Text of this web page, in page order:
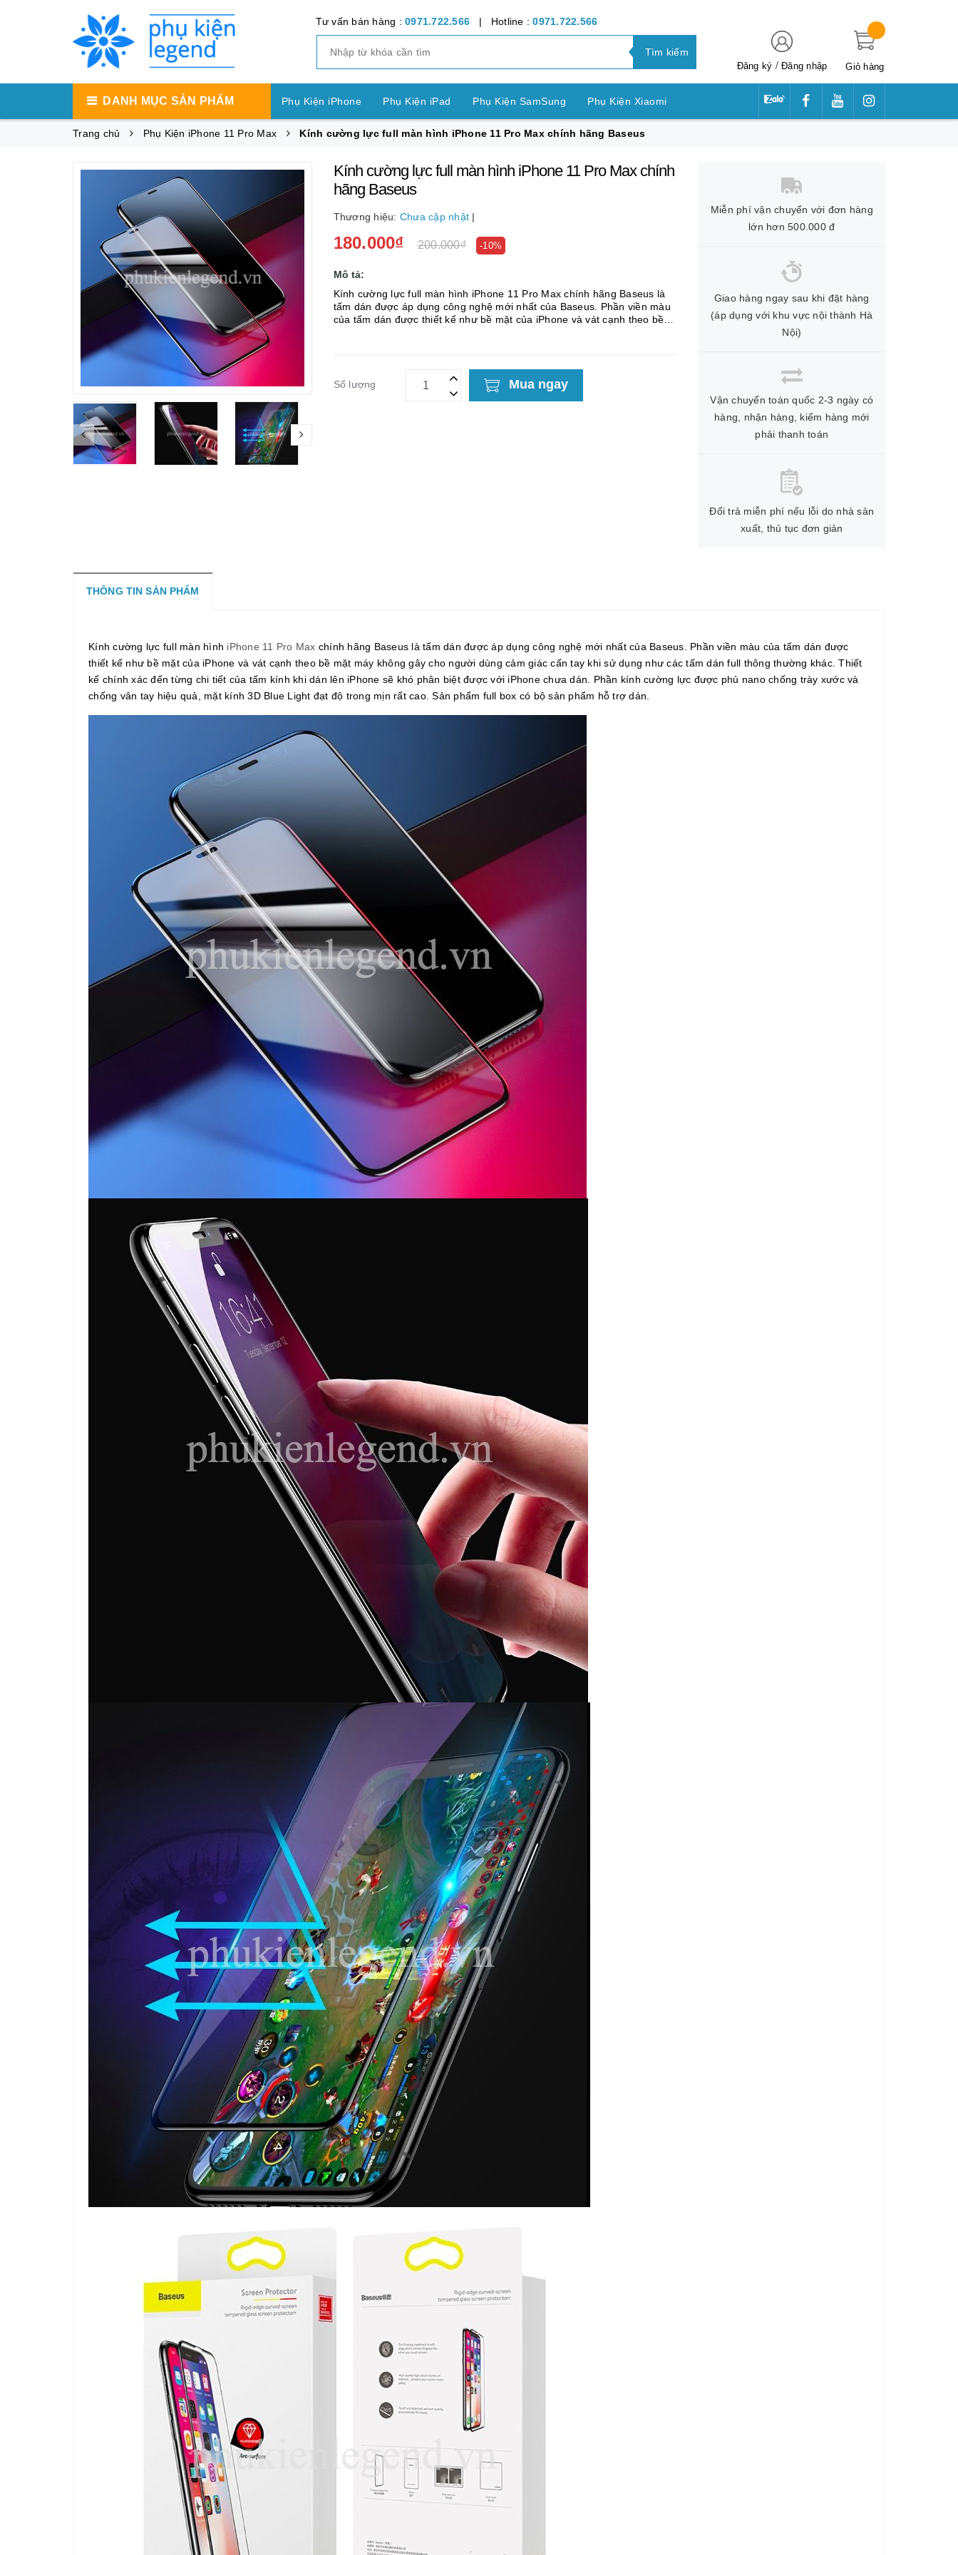
Tư vấn bán hàng : 0971.722.566 | Hotline :0971.722.566
Tìm kiếm
Đăng ký /Đăng nhập Giỏ hàng
DANH MỤC SẢN PHẨM Phụ Kiện iPhone Phụ Kiện iPad Phụ Kiện SamSung Phụ Kiện Xiaomi
Phụ Kiện OPPO Phụ Kiện Vivo Phụ Kiện Realme Phụ Kiện Huawei
Phụ Kiện LG Phụ Kiện Nokia Phụ Kiện Sony
Phụ Kiện Apple Watch Phụ Kiện khác Pin Điện Thoại
Trang chủ Phụ Kiện iPhone 11 Pro Max Kính cường lực full màn hình iPhone 11 Pro Max chính hãng Baseus
Kính cường lực full màn hình iPhone 11 Pro Max chính
hãng Baseus
Thương hiệu: Chưa cập nhật |
180.000₫ 200.000₫ -10%
Mô tả:
Kính cường lực full màn hình iPhone 11 Pro Max chính hãng Baseus là
tấm dán được áp dụng công nghệ mới nhất của Baseus. Phần viền màu
của tấm dán được thiết kế như bề mặt của iPhone và vát cạnh theo bề
Số lượng Mua ngay
Miễn phí vận chuyển với đơn hàng
lớn hơn 500.000 đ
Giao hàng ngay sau khi đặt hàng
(áp dụng với khu vực nội thành Hà
Nội)
Vận chuyển toàn quốc 2-3 ngày có
hàng, nhận hàng, kiểm hàng mới
phải thanh toán
Đổi trả miễn phí nếu lỗi do nhà sản
xuất, thủ tục đơn giản
THÔNG TIN SẢN PHẨM
Kính cường lực full màn hình iPhone 11 Pro Max chính hãng Baseus là tấm dán được áp dụng công nghệ mới nhất của Baseus. Phần viền màu của tấm dán được
thiết kế như bề mặt của iPhone và vát cạnh theo bề mặt máy không gây cho người dùng cảm giác cấn tay khi sử dụng như các tấm dán full thông thường khác. Thiết
kế chính xác đến từng chi tiết của tấm kính khi dán lên iPhone sẽ khó phân biệt được với iPhone chưa dán. Phần kính cường lực được phủ nano chống trày xước và
chống vân tay hiệu quả, mặt kính 3D Blue Light đạt độ trong mịn rất cao. Sản phẩm full box có bộ sản phẩm hỗ trợ dán.